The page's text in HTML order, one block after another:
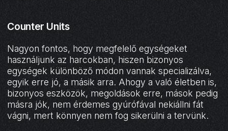
Counter Units
Nagyon fontos, hogy megfelelő egységeket
használjunk az harcokban, hiszen bizonyos
egységek különböző módon vannak specializálva,
egyik erre jó, a másik arra. Ahogy a való életben is,
bizonyos eszközök, megoldások erre, mások pedig
másra jók, nem érdemes gyúrófával nekiállni fát
vágni, mert könnyen nem fog sikerülni a tervünk.